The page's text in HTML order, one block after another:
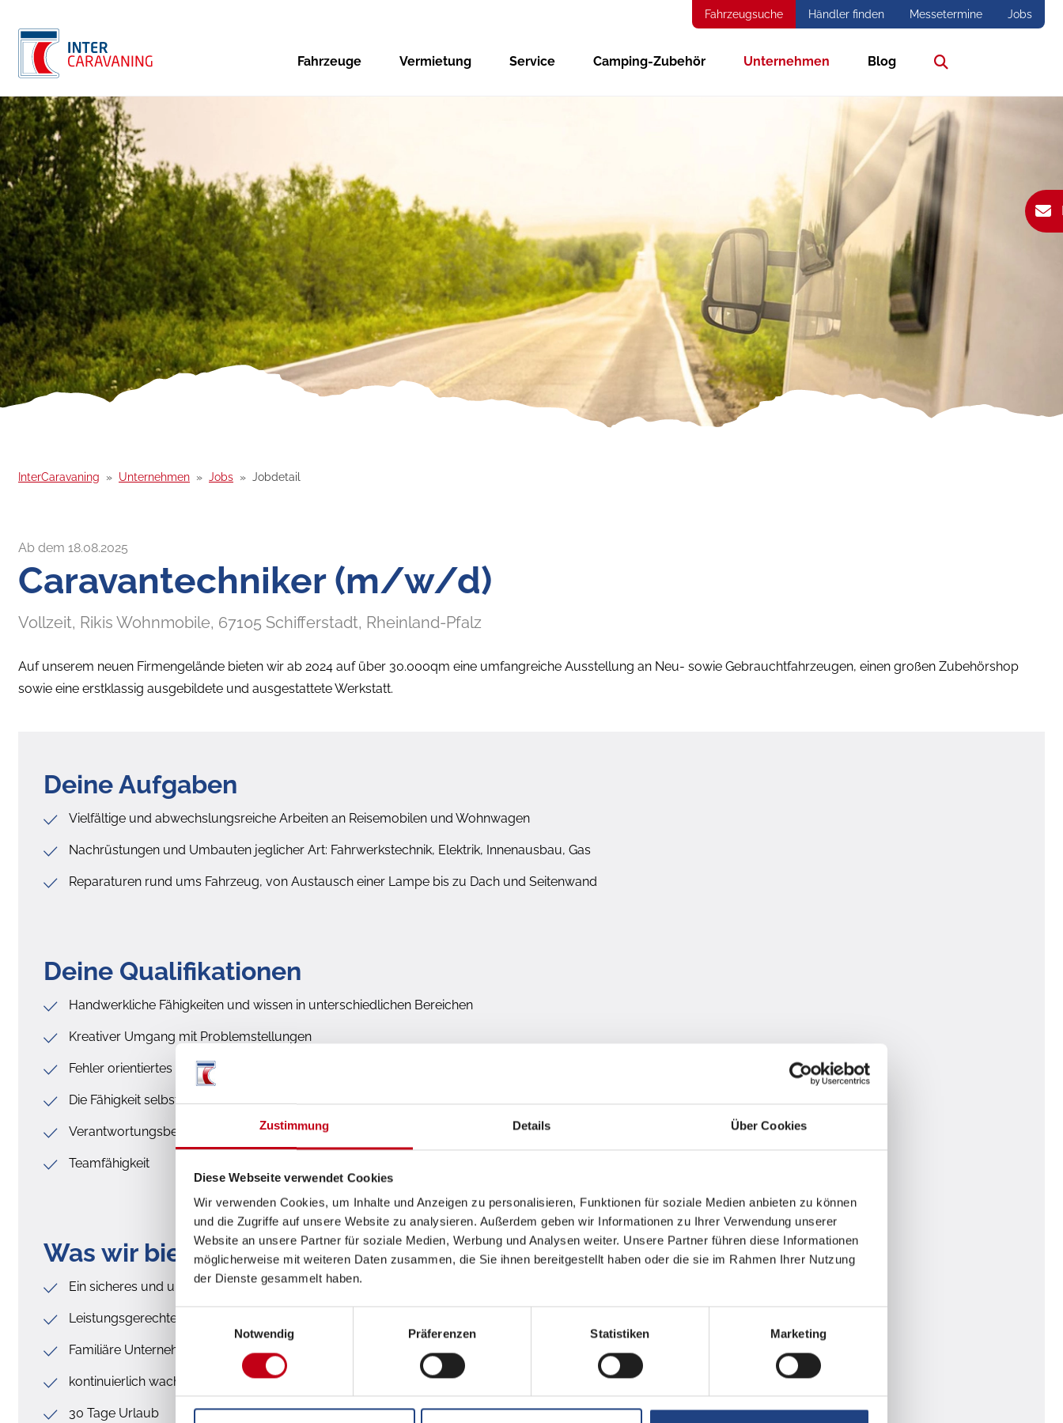
Zustimmung Details Über Cookies
Diese Webseite verwendet Cookies
Wir verwenden Cookies, um Inhalte und Anzeigen zu personalisieren, Funktionen für soziale Medien anbieten zu können
und die Zugriffe auf unsere Website zu analysieren. Außerdem geben wir Informationen zu Ihrer Verwendung unserer
Website an unsere Partner für soziale Medien, Werbung und Analysen weiter. Unsere Partner führen diese Informationen
möglicherweise mit weiteren Daten zusammen, die Sie ihnen bereitgestellt haben oder die sie im Rahmen Ihrer Nutzung
der Dienste gesammelt haben.
Einwilligungsauswahl
Notwendig
Präferenzen Statistiken Marketing
Fahrzeugsuche Händler finden Messetermine Jobs
Fahrzeuge Vermietung Service Camping-Zubehör Unternehmen Blog
InterCaravaning Unternehmen Jobs Jobdetail
Ab dem 18.08.2025
Caravantechniker (m/w/d)
Vollzeit, Rikis Wohnmobile, 67105 Schifferstadt, Rheinland-Pfalz
Auf unserem neuen Firmengelände bieten wir ab 2024 auf über 30.000qm eine umfangreiche Ausstellung an Neu- sowie Gebrauchtfahrzeugen, einen großen Zubehörshop
sowie eine erstklassig ausgebildete und ausgestattete Werkstatt.
Deine Aufgaben
Vielfältige und abwechslungsreiche Arbeiten an Reisemobilen und Wohnwagen
Nachrüstungen und Umbauten jeglicher Art: Fahrwerkstechnik, Elektrik, Innenausbau, Gas
Reparaturen rund ums Fahrzeug, von Austausch einer Lampe bis zu Dach und Seitenwand
Deine Qualifikationen
Handwerkliche Fähigkeiten und wissen in unterschiedlichen Bereichen
Kreativer Umgang mit Problemstellungen
Fehler orientiertes Arbeiten
Die Fähigkeit selbstständig, strukturiert und gewissenhaft zu arbeiten
Verantwortungsbewusstsein
Teamfähigkeit
Was wir bieten
Ein sicheres und unbefristetes Arbeitsverhältnis
Leistungsgerechte Entlohnung
Familiäre Unternehmensstruktur
kontinuierlich wachsendes Unternehmen
30 Tage Urlaub